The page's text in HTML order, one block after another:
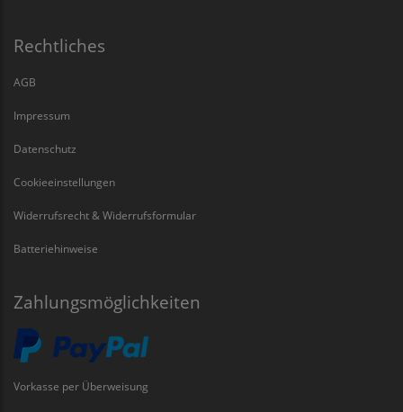
Rechtliches
AGB
Impressum
Datenschutz
Cookieeinstellungen
Widerrufsrecht & Widerrufsformular
Batteriehinweise
Zahlungsmöglichkeiten
Vorkasse per Überweisung